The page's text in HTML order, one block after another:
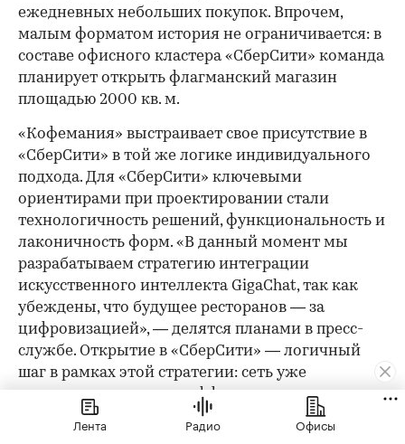
ежедневных небольших покупок. Впрочем,
малым форматом история не ограничивается: в
составе офисного кластера «СберСити» команда
планирует открыть флагманский магазин
площадью 2000 кв. м.
«Кофемания» выстраивает свое присутствие в
«СберСити» в той же логике индивидуального
подхода. Для «СберСити» ключевыми
ориентирами при проектировании стали
технологичность решений, функциональность и
лаконичность форм. «В данный момент мы
разрабатываем стратегию интеграции
искусственного интеллекта GigaChat, так как
убеждены, что будущее ресторанов — за
цифровизацией», — делятся планами в пресс-
службе. Открытие в «СберСити» — логичный
шаг в рамках этой стратегии: сеть уже
подтвердила высокую эффективность
Новорижского направления.
Лента Радио Офисы